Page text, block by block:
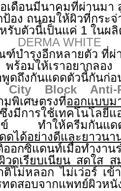
เดือนมีนาคมที่ผ่านมา
ป้อง ถนอมให้ผิวที่กระจ่
หรับตัวนี้เป็นแค่ 1 ใน
DERMA WHITE
บำรุงอีกหลายตัว ที่ผ่
พร้อมให้เราอยากลอง
ดถึงกันแดดตัวนี้กันก่อ
City Block Anti-
มพิเศษตรงที่ออกแบบม
ารใช้เทคโนโลยีแ
ข์ ทำให้ครีมกันแด
ดได้อย่างดีและยาวนา
อกซิแดนท์เมื่อทำงาน
วดูเรียบเนียน สดใส
ติไม่หลอก ไม่เว่อร์ เข้
ทดสอบจากแพทย์ผิวหนั